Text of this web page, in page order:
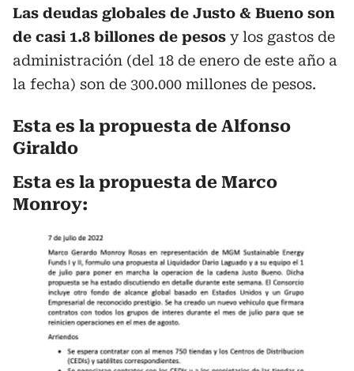
Las deudas globales de Justo & Bueno son
de casi 1.8 billones de pesos y los gastos de
administración (del 18 de enero de este año a
la fecha) son de 300.000 millones de pesos.
Esta es la propuesta de Alfonso
Giraldo
Esta es la propuesta de Marco
Monroy: